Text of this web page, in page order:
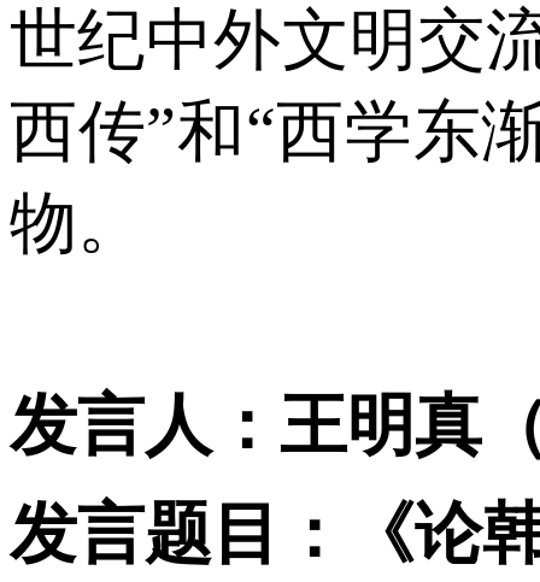
世纪中外文明交
西传”和“西学东
物。
发言人：王明真
发言题目：《论